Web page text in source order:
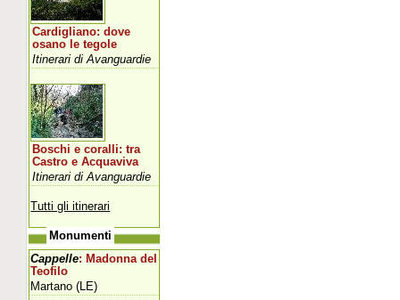
Cardigliano: dove
osano le tegole
Itinerari di Avanguardie
Boschi e coralli: tra
Castro e Acquaviva
Itinerari di Avanguardie
Tutti gli itinerari
Monumenti
Cappelle: Madonna del
Teofilo
Martano (LE)